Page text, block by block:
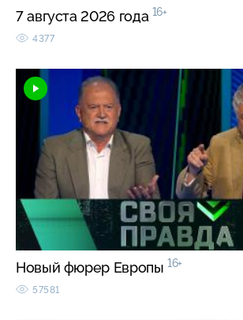
7 августа 2026 года 16+
4377
Новый фюрер Европы 16+
57581